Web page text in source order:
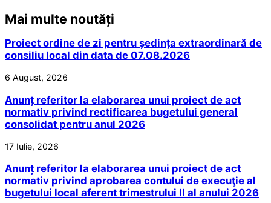
Mai multe noutăți
Proiect ordine de zi pentru ședința extraordinară de
consiliu local din data de 07.08.2026
6 August, 2026
Anunț referitor la elaborarea unui proiect de act
normativ privind rectificarea bugetului general
consolidat pentru anul 2026
17 Iulie, 2026
Anunț referitor la elaborarea unui proiect de act
normativ privind aprobarea contului de execuţie al
bugetului local aferent trimestrului II al anului 2026